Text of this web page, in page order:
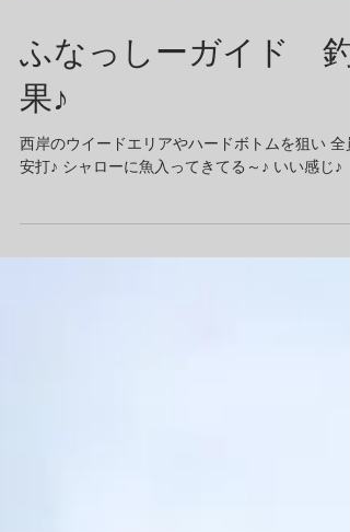
ふなっしーガイド 釣
果♪
西岸のウイードエリアやハードボトムを狙い 全員